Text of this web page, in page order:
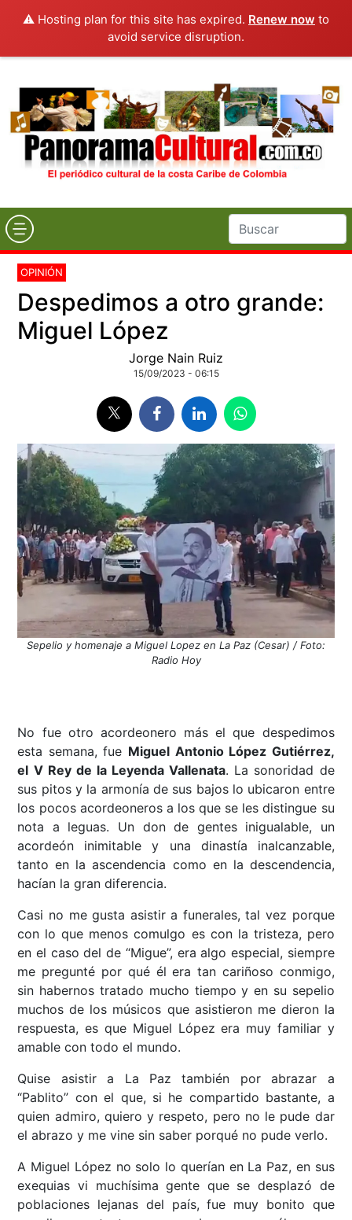
⚠️ Hosting plan for this site has expired. Renew now to
avoid service disruption.
OPINIÓN
Despedimos a otro grande:
Miguel López
Jorge Nain Ruiz
15/09/2023 - 06:15
Sepelio y homenaje a Miguel Lopez en La Paz (Cesar) / Foto:
Radio Hoy
No fue otro acordeonero más el que despedimos
esta semana, fue Miguel Antonio López Gutiérrez,
el V Rey de la Leyenda Vallenata. La sonoridad de
sus pitos y la armonía de sus bajos lo ubicaron entre
los pocos acordeoneros a los que se les distingue su
nota a leguas. Un don de gentes inigualable, un
acordeón inimitable y una dinastía inalcanzable,
tanto en la ascendencia como en la descendencia,
hacían la gran diferencia.
Casi no me gusta asistir a funerales, tal vez porque
con lo que menos comulgo es con la tristeza, pero
en el caso del de “Migue”, era algo especial, siempre
me pregunté por qué él era tan cariñoso conmigo,
sin habernos tratado mucho tiempo y en su sepelio
muchos de los músicos que asistieron me dieron la
respuesta, es que Miguel López era muy familiar y
amable con todo el mundo.
Quise asistir a La Paz también por abrazar a
“Pablito” con el que, si he compartido bastante, a
quien admiro, quiero y respeto, pero no le pude dar
el abrazo y me vine sin saber porqué no pude verlo.
A Miguel López no solo lo querían en La Paz, en sus
exequias vi muchísima gente que se desplazó de
poblaciones lejanas del país, fue muy bonito que